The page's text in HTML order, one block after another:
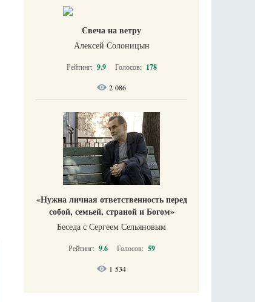
Свеча на ветру
Алексей Солоницын
Рейтинг: 9.9 Голосов: 178
2 086
«Нужна личная ответственность перед
собой, семьей, страной и Богом»
Беседа с Сергеем Сельяновым
Рейтинг: 9.6 Голосов: 59
1 534